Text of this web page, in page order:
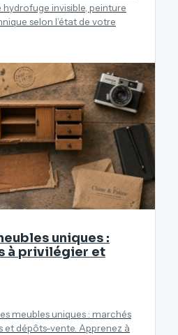
invisible, peinture
selon l’état de votre
uniques :
à privilégier et
meubles uniques : marchés
et dépôts-vente. Apprenez à